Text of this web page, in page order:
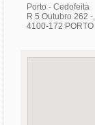
Porto - Cedofeita
R 5 Outubro 262 -
4100-172 PORTO